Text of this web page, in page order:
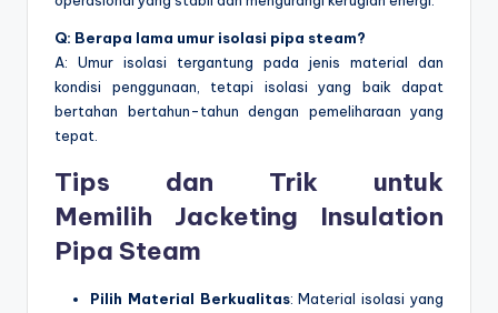
Q: Berapa lama umur isolasi pipa steam?
A: Umur isolasi tergantung pada jenis material dan
kondisi penggunaan, tetapi isolasi yang baik dapat
bertahan bertahun-tahun dengan pemeliharaan yang
tepat.
Tips dan Trik untuk
Memilih Jacketing Insulation
Pipa Steam
Pilih Material Berkualitas: Material isolasi yang